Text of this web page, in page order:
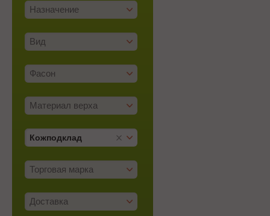
Назначение
Вид
Фасон
Материал верха
Кожподклад
Торговая марка
Доставка